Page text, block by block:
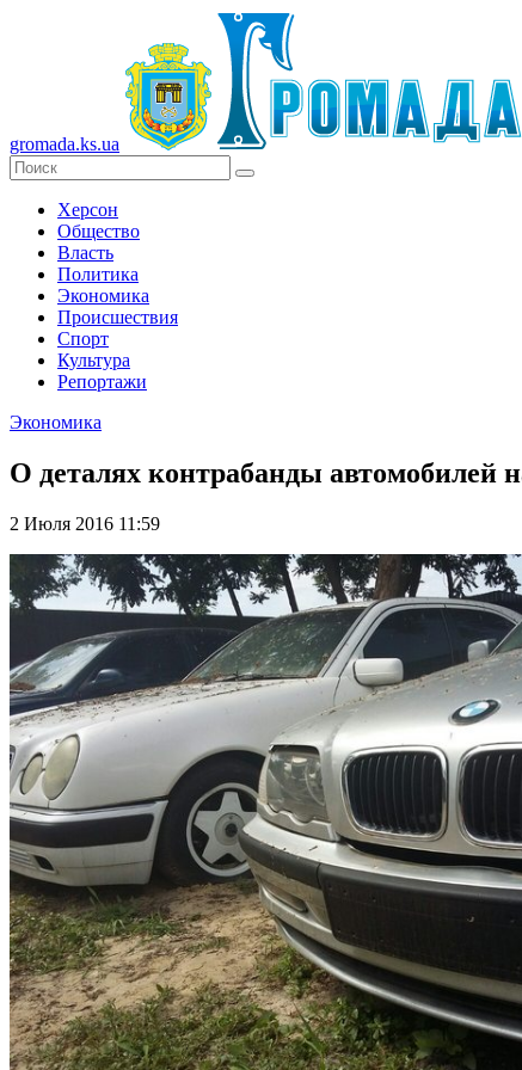
gromada.ks.ua
Херсон
Общество
Власть
Политика
Экономика
Происшествия
Спорт
Культура
Репортажи
Экономика
О деталях контрабанды автомобилей
2 Июля 2016 11:59